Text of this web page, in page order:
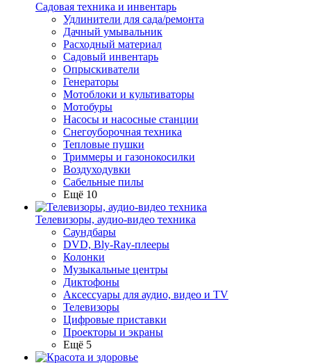
Садовая техника и инвентарь
Удлинители для сада/ремонта
Дачный умывальник
Расходный материал
Садовый инвентарь
Опрыскиватели
Генераторы
Мотоблоки и культиваторы
Мотобуры
Насосы и насосные станции
Снегоуборочная техника
Тепловые пушки
Триммеры и газонокосилки
Воздуходувки
Сабельные пилы
Ещё 10
Телевизоры, аудио-видео техника
Саундбары
DVD, Bly-Ray-плееры
Колонки
Музыкальные центры
Диктофоны
Аксессуары для аудио, видео и TV
Телевизоры
Цифровые приставки
Проекторы и экраны
Ещё 5